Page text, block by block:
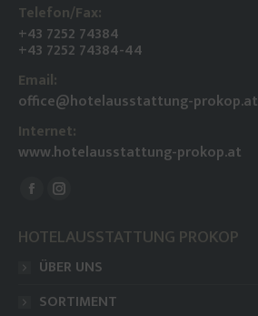
Telefon/Fax:
+43 7252 74384
+43 7252 74384-44
Email:
office@hotelausstattung-prokop.at
Internet:
www.hotelausstattung-prokop.at
Finden Sie uns auf:
Facebook
opens
in
new
Instagram
opens
in
new
HOTELAUSSTATTUNG PROKOP
ÜBER UNS
SORTIMENT